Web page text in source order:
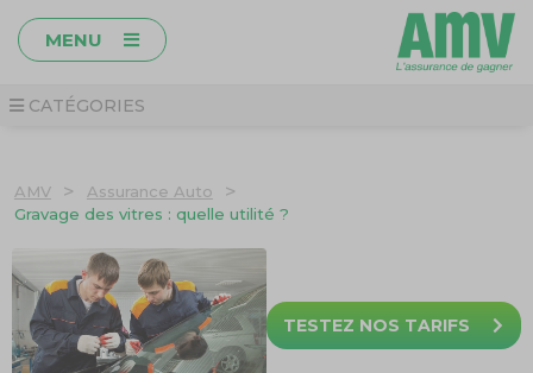
MENU
CATÉGORIES
AMV > Assurance Auto >
Gravage des vitres : quelle utilité ?
TESTEZ NOS TARIFS